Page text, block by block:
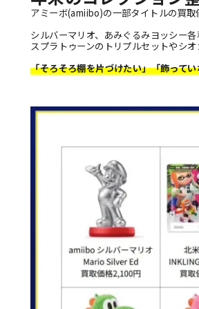
アミーボ(amiibo)の一部タイトルの買取
シルバーマリオ、あみぐるみヨッシー各
スプラトゥーンのトリプルセットやシ
「そろそろ棚を片づけたい」「飾って